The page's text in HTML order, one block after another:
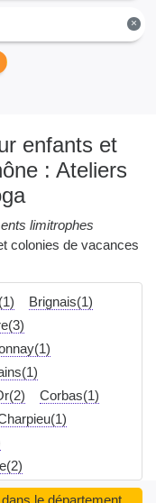
×
enfants et
: Ateliers
limitrophes
colonies de vacances
Brignais(1)
Corbas(1)